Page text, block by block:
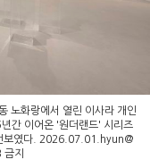
노화랑에서 열린 이사라 개인
간 이어온 '원더랜드' 시리즈
였다. 2026.07.01.hyun@
금지